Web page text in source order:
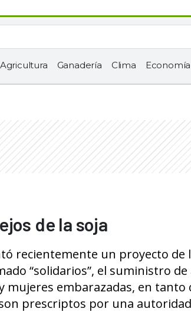
Agricultura Ganadería Clima Economía
de la soja
recientemente un proyecto de
“solidarios”, el suministro
mujeres embarazadas, en tanto
prescriptos por una